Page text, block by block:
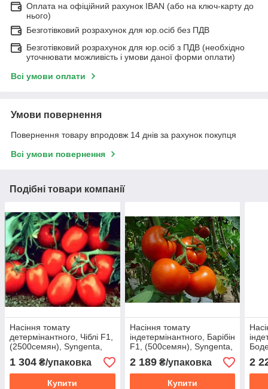
Оплата на офіційний рахунок IBAN (або на ключ-карту до
нього)
Безготівковий розрахунок для юр.осіб без ПДВ
Безготівковий розрахунок для юр.осіб з ПДВ (необхідно
уточнювати можливість і умови даної форми оплати)
Всі умови оплати
Умови повернення
Повернення товару впродовж 14 днів за рахунок покупця
Всі умови повернення
Подібні товари компанії
Насіння томату
детермінантного, Чіблі F1,
(2500семян), Syngenta,
Швейцарія
1 304 ₴/упаковка
Купити
Насіння томату
індетермінантного, Барібін
F1, (500семян), Syngenta,
Швейцарія
2 189₴/упаковка
Купити
2